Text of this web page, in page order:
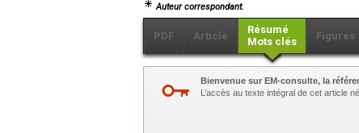
Auteur correspondant.
PDF Article
Résumé
Mots clés
Figures
Bienvenue sur EM-consulte, la
L’accès au texte intégral de cet article